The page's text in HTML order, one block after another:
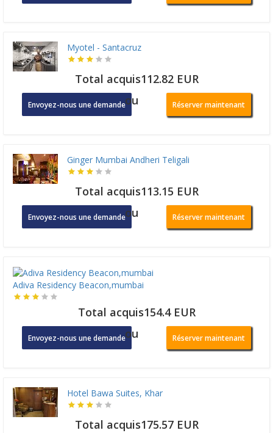
Myotel - Santacruz
Total acquis112.82 EUR
Envoyez-nous une demandeou Réserver maintenant
Ginger Mumbai Andheri Teligali
Total acquis113.15 EUR
Envoyez-nous une demandeou Réserver maintenant
Adiva Residency Beacon,mumbai
Total acquis154.4 EUR
Envoyez-nous une demandeou Réserver maintenant
Hotel Bawa Suites, Khar
Total acquis175.57 EUR